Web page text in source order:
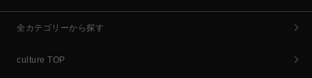
全カテゴリーから探す
culture TOP